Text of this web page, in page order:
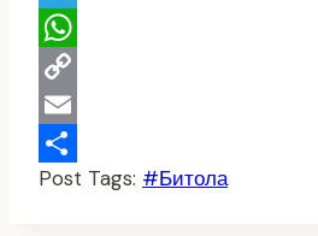
Telegram
WhatsApp
Copy
Link
Email
Share
Post Tags: #Битола